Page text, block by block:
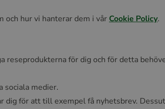
och hur vi hanterar dem i vår Cookie Policy.
för dig och för detta
sociala medier.
för att till exempel få nyhetsbrev.